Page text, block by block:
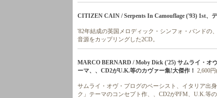
CITIZEN CAIN / Serpents In Camouflage ('93) 1st、
'82年結成の英国メロディック・シンフォ・バンドの
音源をカップリングした2CD。
MARCO BERNARD / Moby Dick ('25) サムライ・オ
ーマ、、CD2がU.K.等のカヴァー集!大傑作！ 2,600
サムライ・オヴ・プログのベーシスト、イタリア出
ク」テーマのコンセプト作、、CD2がPFM、U.K.等